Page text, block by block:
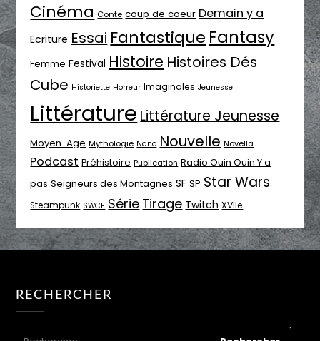
Cinéma Conte coup de coeur Demain y a
Ecriture Essai Fantastique Fantasy
Femme Festival Histoire Histoires Dés
Cube Historiette Horreur Imaginales Jeunesse
Littérature Littérature Jeunesse
Moyen-Age Mythologie Nano Nouvelle Novella
Podcast Préhistoire Publication Radio Ouin Ouin Y a
pas Seigneurs des Montagnes SF SP Star Wars
Steampunk SWCE Série Tirage Twitch XVIIe
RECHERCHER